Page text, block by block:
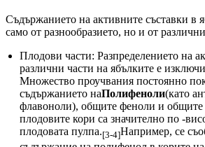
Съдържанието на активните съставки в
само от разнообразието, но и от
Плодови части: Разпределението на
различни части на ябълките е
Множество проучвания постоянно
съдържанието наПолифеноли(като
флавоноли), общите феноли и
плодовите кори са значително по -
плодовата пулпа.[3-4]Например, се